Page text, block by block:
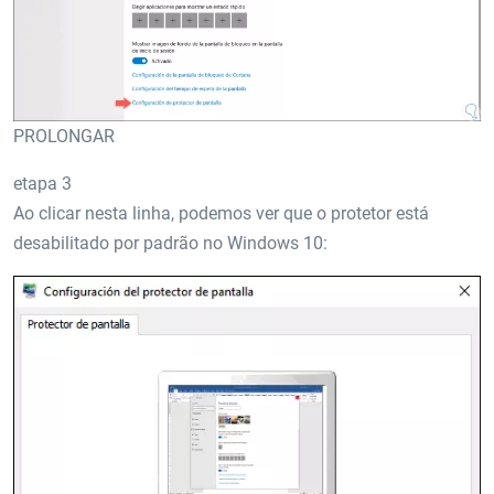
PROLONGAR
etapa 3
Ao clicar nesta linha, podemos ver que o protetor está
desabilitado por padrão no Windows 10: